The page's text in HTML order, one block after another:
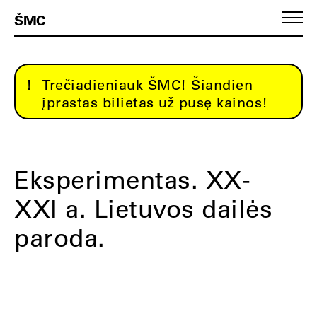
ŠMC
Trečiadieniauk ŠMC! Šiandien
įprastas bilietas už pusę kainos!
Eksperimentas. XX-
XXI a. Lietuvos dailės
paroda.